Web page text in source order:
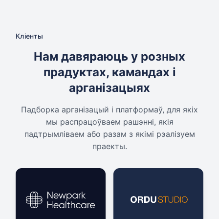
Кліенты
Нам давяраюць у розных
прадуктах, камандах і
арганізацыях
Падборка арганізацый і платформаў, для якіх
мы распрацоўваем рашэнні, якія
падтрымліваем або разам з якімі рэалізуем
праекты.